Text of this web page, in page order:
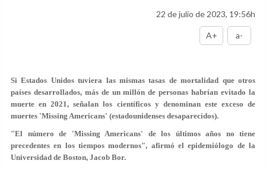
22 de julio de 2023, 19:56h
A+ a-
Si Estados Unidos tuviera las mismas tasas de mortalidad que otros
países desarrollados, más de un millón de personas habrían evitado la
muerte en 2021, señalan los científicos y denominan este exceso de
muertes 'Missing Americans' (estadounidenses desaparecidos).
"El número de 'Missing Americans' de los últimos años no tiene
precedentes en los tiempos modernos", afirmó el epidemiólogo de la
Universidad de Boston, Jacob Bor.